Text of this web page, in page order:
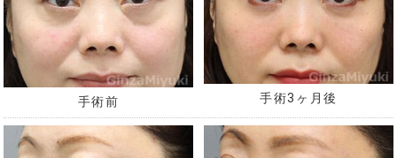
手術前 手術3ヶ月後